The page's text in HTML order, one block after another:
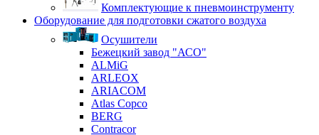
Комплектующие к пневмоинструменту
Оборудование для подготовки сжатого воздуха
Осушители
Бежецкий завод "АСО"
ALMiG
ARLEOX
ARIACOM
Atlas Copco
BERG
Contracor